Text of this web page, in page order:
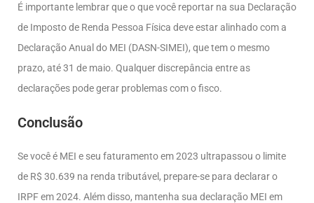
É importante lembrar que o que você reportar na sua Declaração
de Imposto de Renda Pessoa Física deve estar alinhado com a
Declaração Anual do MEI (DASN-SIMEI), que tem o mesmo
prazo, até 31 de maio. Qualquer discrepância entre as
declarações pode gerar problemas com o fisco.
Conclusão
Se você é MEI e seu faturamento em 2023 ultrapassou o limite
de R$ 30.639 na renda tributável, prepare-se para declarar o
IRPF em 2024. Além disso, mantenha sua declaração MEI em